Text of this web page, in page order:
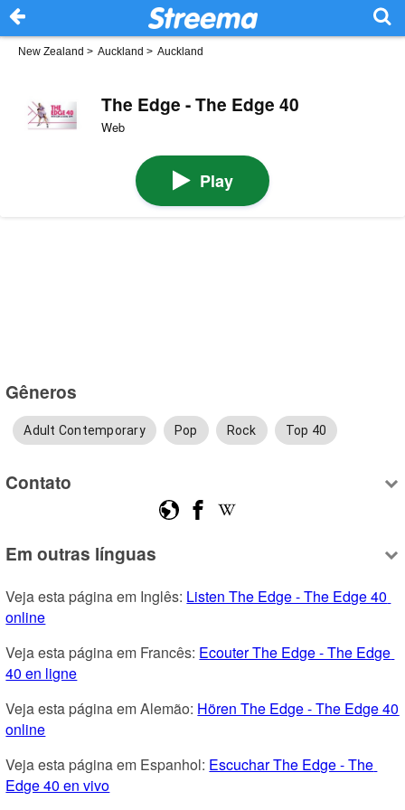
New Zealand > Auckland > Auckland
The Edge - The Edge 40
Web
Play
Gêneros
Adult Contemporary Pop Rock Top 40
Contato
Em outras línguas
Veja esta página em Inglês: Listen The Edge - The Edge 40
online
Veja esta página em Francês: Ecouter The Edge - The Edge
40 en ligne
Veja esta página em Alemão: Hören The Edge - The Edge 40
online
Veja esta página em Espanhol: Escuchar The Edge - The
Edge 40 en vivo